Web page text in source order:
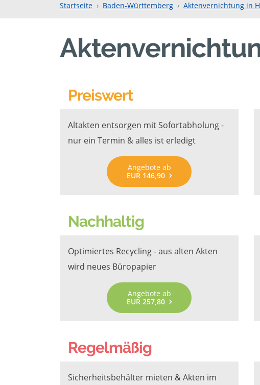
Startseite Baden-Württemberg Aktenvernichtung in
Preiswert
Altakten entsorgen mit Sofortabholung -
nur ein Termin & alles ist erledigt
Angebote ab
EUR 146,90
Nachhaltig
Optimiertes Recycling - aus alten Akten
wird neues Büropapier
Angebote ab
EUR 257,80
Regelmäßig
Sicherheitsbehälter mieten & Akten im